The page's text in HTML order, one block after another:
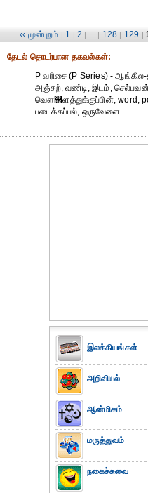
‹‹ முன்புறம் | 1 | 2 | ... | 128 | 129 |
தேட‌ல் தொட‌ர்பான தகவ‌ல்க‌ள்:
P வரிசை (P Series) -
அஞ்சற், வண்டி, இடம்,
வௌ஢ளத்துக்குப்பின், word,
படைக்கப்பல், ஒருவேளை
இலக்கியங்கள்
அறிவியல்
ஆன்மிகம்
மருத்துவம்
நகைச்சுவை